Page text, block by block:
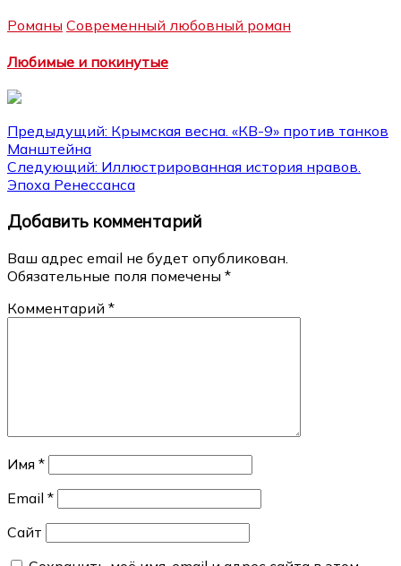
Романы Современный любовный роман
Любимые и покинутые
Навигация
по
записям
Предыдущий: Крымская весна. «КВ-9» против танков
Манштейна
Следующий: Иллюстрированная история нравов.
Эпоха Ренессанса
Добавить комментарий
Ваш адрес email не будет опубликован.
Обязательные поля помечены *
Комментарий *
Имя *
Email *
Сайт